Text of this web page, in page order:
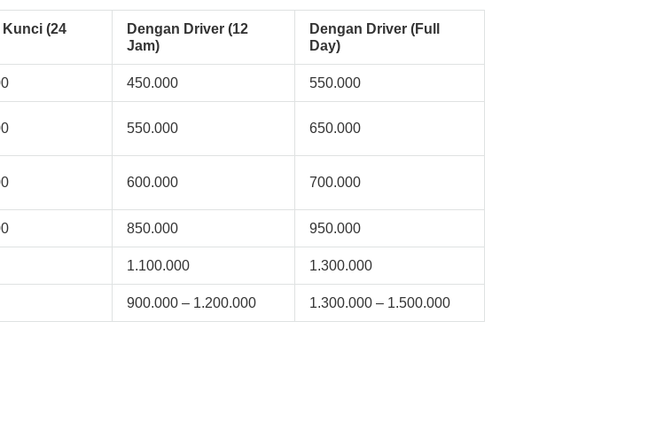
Kunci (24
Dengan Driver (12
Jam)
Dengan Driver (Full
Day)
450.000 550.000
550.000 650.000
600.000 700.000
850.000 950.000
1.100.000 1.300.000
900.000 – 1.200.000 1.300.000 – 1.500.000